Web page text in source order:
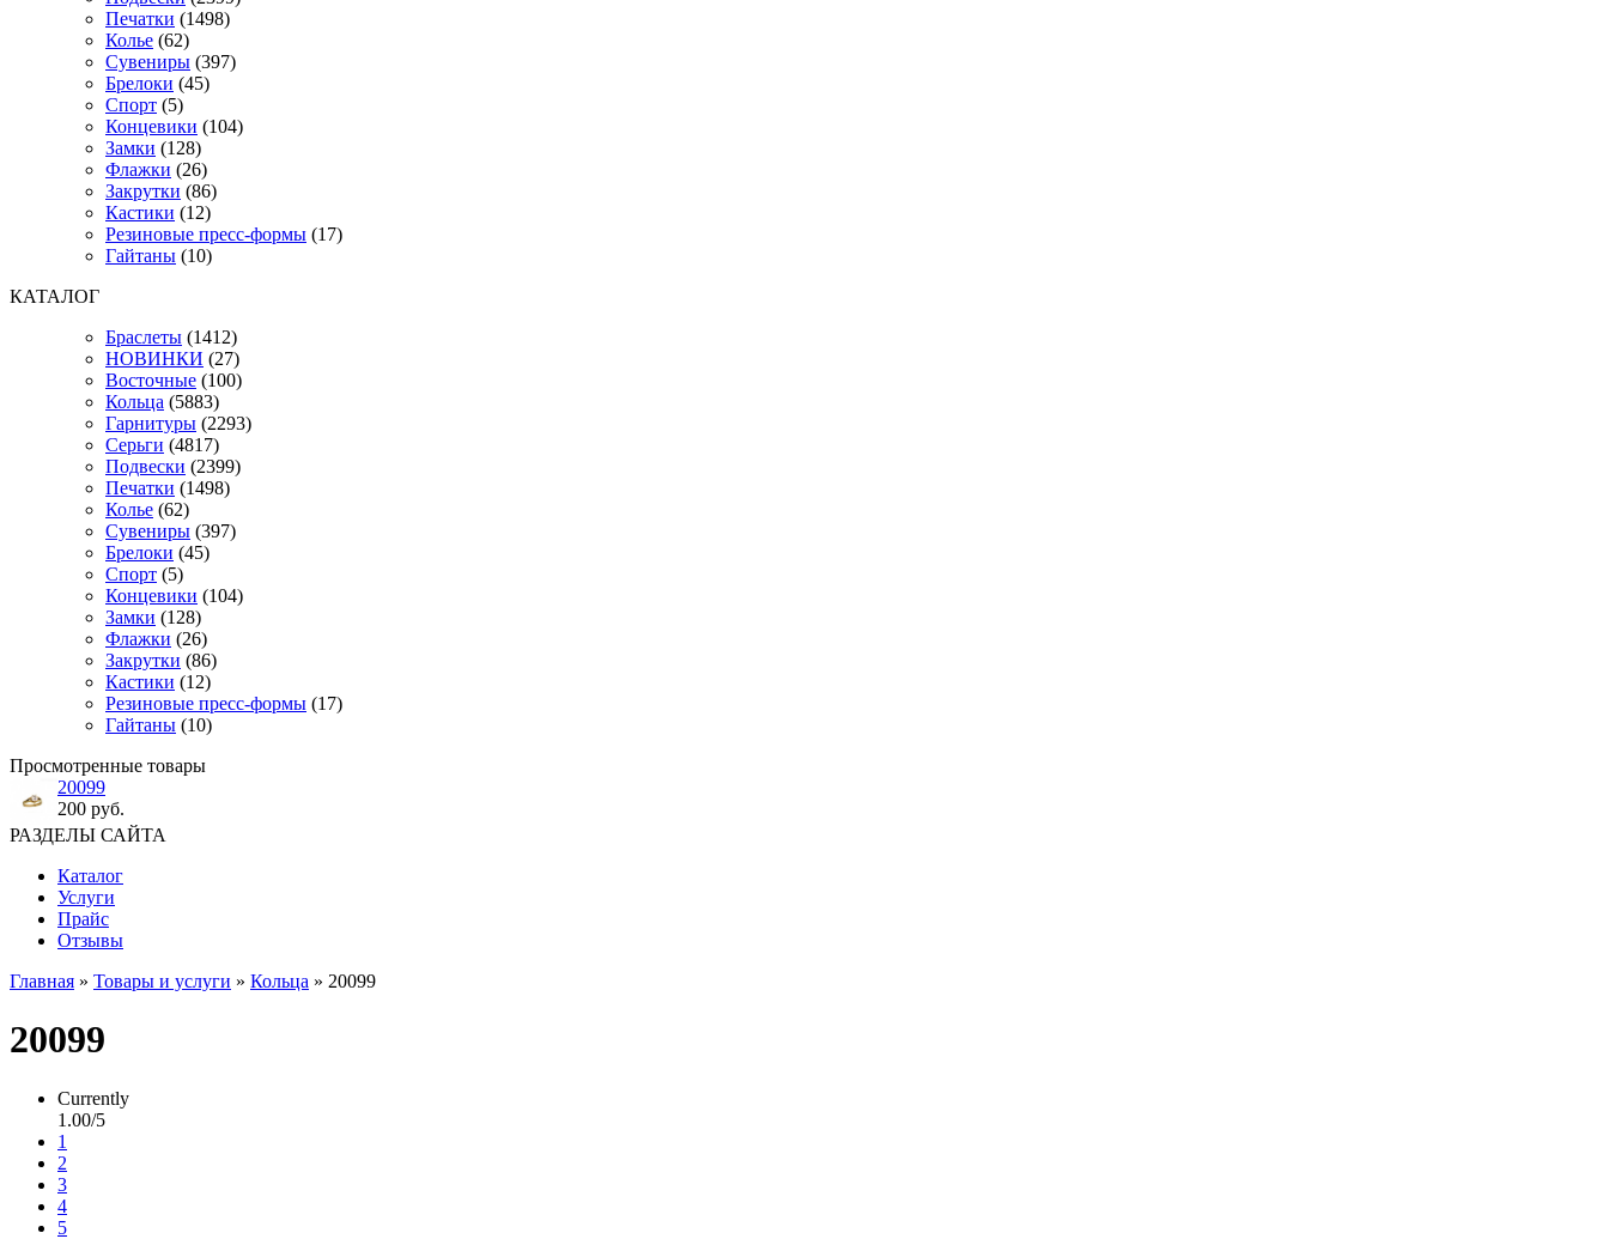
Печатки (1498)
Колье (62)
Сувениры (397)
Брелоки (45)
Спорт (5)
Концевики (104)
Замки (128)
Флажки (26)
Закрутки (86)
Кастики (12)
Резиновые пресс-формы (17)
Гайтаны (10)
КАТАЛОГ
Браслеты (1412)
НОВИНКИ (27)
Восточные (100)
Кольца (5883)
Гарнитуры (2293)
Серьги (4817)
Подвески (2399)
Печатки (1498)
Колье (62)
Сувениры (397)
Брелоки (45)
Спорт (5)
Концевики (104)
Замки (128)
Флажки (26)
Закрутки (86)
Кастики (12)
Резиновые пресс-формы (17)
Гайтаны (10)
Просмотренные товары
20099
200 руб.
РАЗДЕЛЫ САЙТА
Каталог
Услуги
Прайс
Отзывы
Главная » Товары и услуги » Кольца » 20099
20099
Currently
1.00/5
1
2
3
4
5